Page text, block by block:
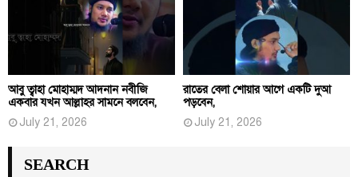
আবু ত্বাহা মোহাম্মদ আদনান নবীজি
একবার যখন আল্লাহর সামনে বলবেন,
July 21, 2026
রাতের বেলা শোয়ার আগে একটি দুআ
পড়বেন,
July 21, 2026
SEARCH